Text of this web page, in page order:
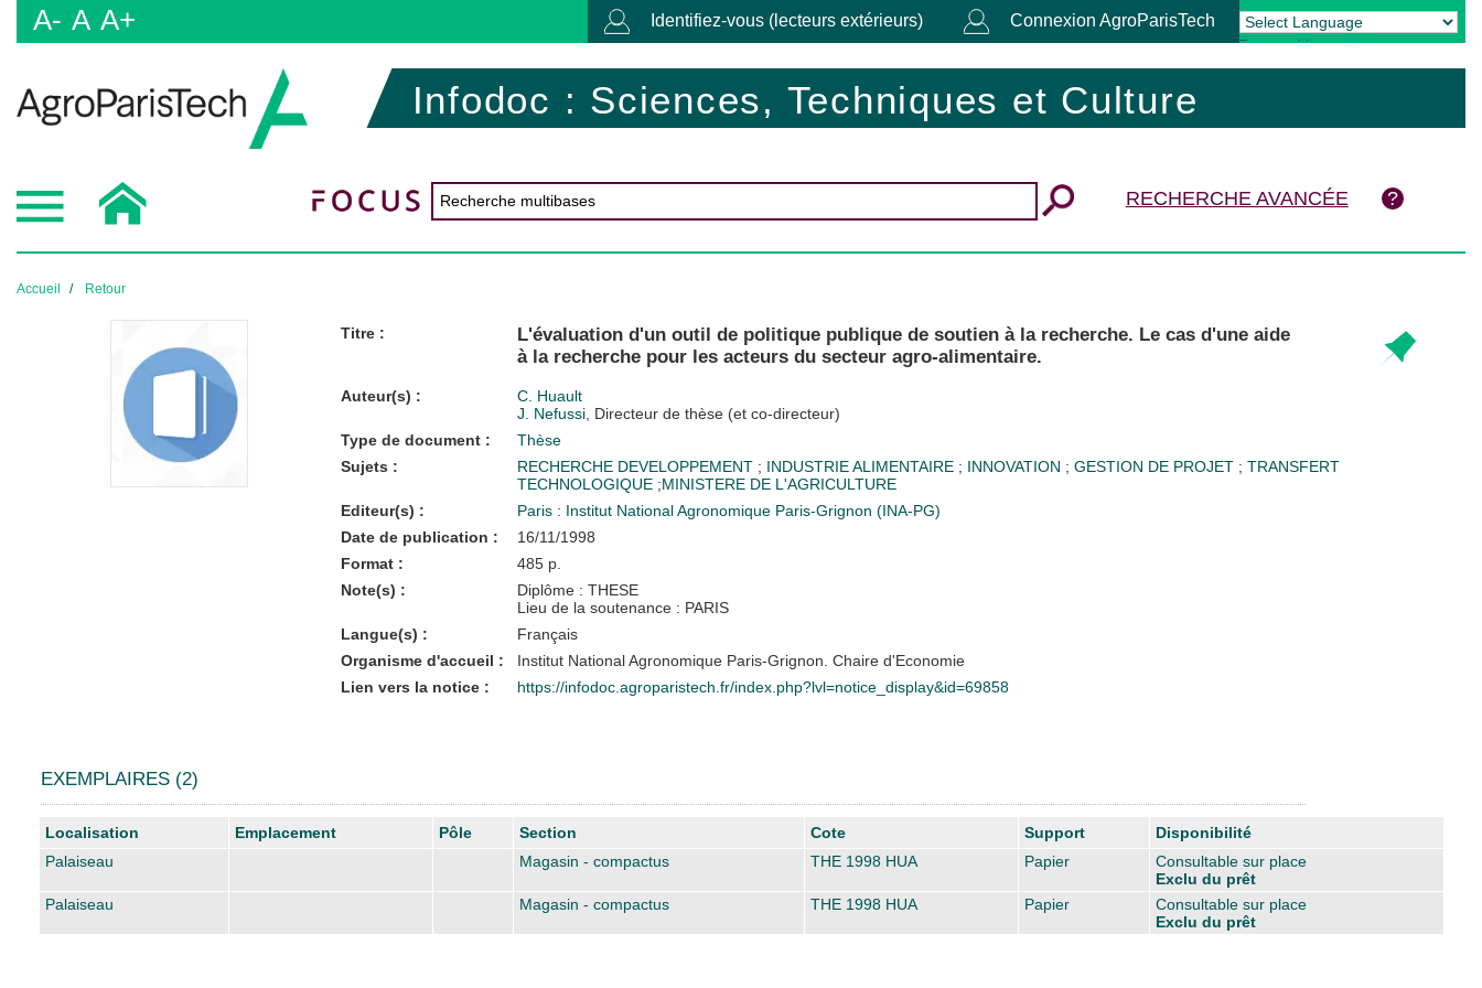
A- A A+ Identifiez-vous (lecteurs extérieurs) Connexion AgroParisTech
Powered by Translate
Infodoc : Sciences, Techniques et Culture
RECHERCHE AVANCÉE
Accueil Retour
Titre :
L'évaluation d'un outil de politique publique de soutien à la recherche. Le cas d'une aide
à la recherche pour les acteurs du secteur agro-alimentaire.
Auteur(s) :
C. Huault
J. Nefussi, Directeur de thèse (et co-directeur)
Type de document :
Thèse
Sujets :
RECHERCHE DEVELOPPEMENT ; INDUSTRIE ALIMENTAIRE ; INNOVATION ; GESTION DE PROJET ; TRANSFERT
TECHNOLOGIQUE ;MINISTERE DE L'AGRICULTURE
Editeur(s) :
Paris : Institut National Agronomique Paris-Grignon (INA-PG)
Date de publication :
16/11/1998
Format :
485 p.
Note(s) :
Diplôme : THESE
Lieu de la soutenance : PARIS
Langue(s) :
Français
Organisme d'accueil :
Institut National Agronomique Paris-Grignon. Chaire d'Economie
Lien vers la notice :
https://infodoc.agroparistech.fr/index.php?lvl=notice_display&id=69858
EXEMPLAIRES (2)
Liste des exemplaires
Localisation Emplacement Pôle Section Cote Support
Disponibilité
Palaiseau
Magasin - compactus THE 1998 HUA Papier
Consultable sur place
Exclu du prêt
Palaiseau
Magasin - compactus THE 1998 HUA Papier
Consultable sur place
Exclu du prêt